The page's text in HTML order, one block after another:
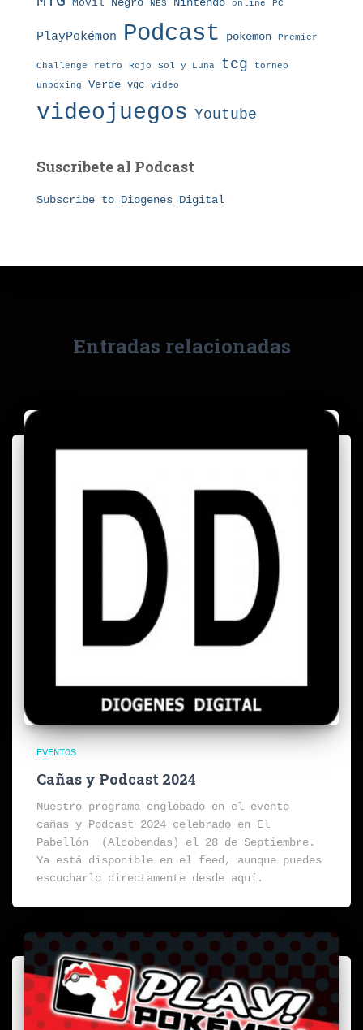
Móvil Negro NES online PC
PlayPokémon Podcast pokemon Premier
Challenge retro Rojo Sol y Luna tcg torneo
unboxing Verde vgc video
videojuegos Youtube
Suscribete al Podcast
Subscribe to Diogenes Digital
Entradas relacionadas
EVENTOS
Cañas y Podcast 2024
Nuestro programa englobado en el evento
cañas y Podcast 2024 celebrado en El
Pabellón (Alcobendas) el 28 de Septiembre.
Ya está disponible en el feed, aunque puedes
escucharlo directamente desde aquí.